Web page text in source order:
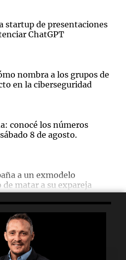
startup de presentaciones
ChatGPT
nombra a los grupos de
en la ciberseguridad
conocé los números
8 de agosto.
a un exmodelo
matar a su expareja
en que un terremoto
durante una cirugía en
lo último
Lucca celebró su peña